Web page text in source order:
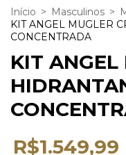
Início > Masculinos >
KIT ANGEL MUGLER
CONCENTRADA
KIT ANGEL
R$1.549,99